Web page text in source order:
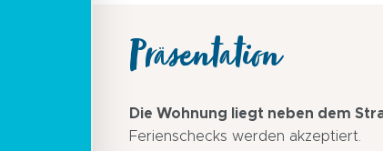
Präsentation
Die Wohnung liegt neben dem
Ferienschecks werden akzeptiert.